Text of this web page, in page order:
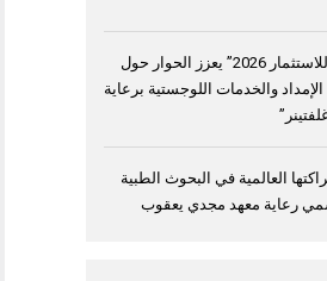
“منتدى الشارقة للاستثمار 2026” يعزز الحوار حول
والخدمات اللوجستية برعاية
العالمية في البحوث الطبية
رعاية معهد مجدي يعقوب